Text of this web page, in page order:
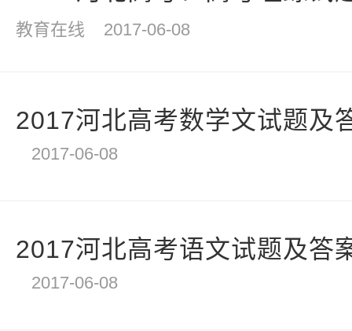
教育在线 2017-06-08
2017河北高考数学文试题及
2017-06-08
2017河北高考语文试题及答
2017-06-08